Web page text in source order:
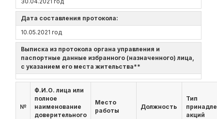
Дата составления протокола:
10.05.2021 год
Выписка из протокола органа управления и
паспортные данные избранного (назначенного) лица,
с указанием его места жительства**
№
Ф.И.О. лица или
полное
наименование
доверительного
Место
работы
Должность
Тип
акций